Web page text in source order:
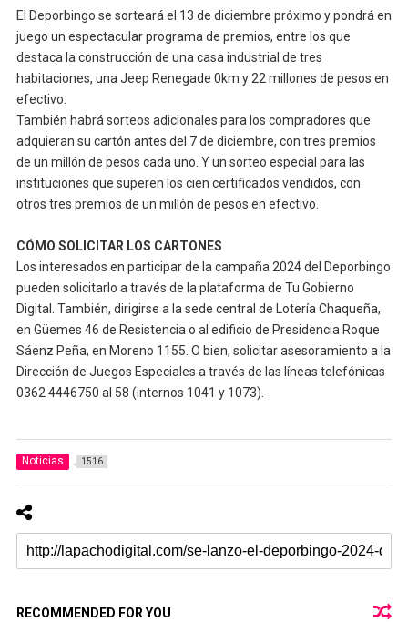
El Deporbingo se sorteará el 13 de diciembre próximo y pondrá en
juego un espectacular programa de premios, entre los que
destaca la construcción de una casa industrial de tres
habitaciones, una Jeep Renegade 0km y 22 millones de pesos en
efectivo.
También habrá sorteos adicionales para los compradores que
adquieran su cartón antes del 7 de diciembre, con tres premios
de un millón de pesos cada uno. Y un sorteo especial para las
instituciones que superen los cien certificados vendidos, con
otros tres premios de un millón de pesos en efectivo.
CÓMO SOLICITAR LOS CARTONES
Los interesados en participar de la campaña 2024 del Deporbingo
pueden solicitarlo a través de la plataforma de Tu Gobierno
Digital. También, dirigirse a la sede central de Lotería Chaqueña,
en Güemes 46 de Resistencia o al edificio de Presidencia Roque
Sáenz Peña, en Moreno 1155. O bien, solicitar asesoramiento a la
Dirección de Juegos Especiales a través de las líneas telefónicas
0362 4446750 al 58 (internos 1041 y 1073).
Noticias 1516
RECOMMENDED FOR YOU